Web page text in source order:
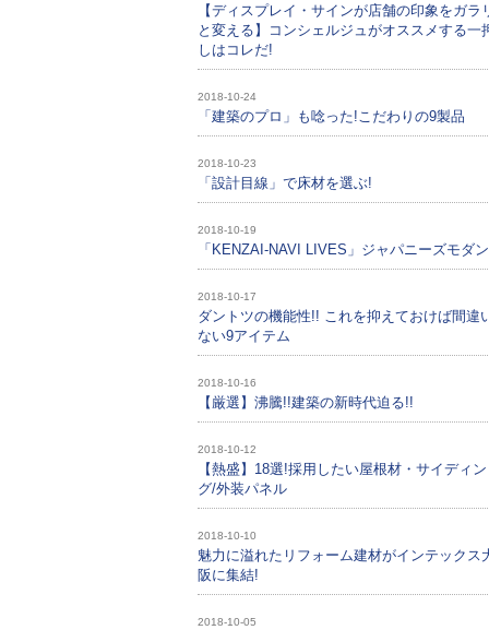
【ディスプレイ・サインが店舗の印象をガラ
と変える】コンシェルジュがオススメする一
しはコレだ!
2018-10-24
「建築のプロ」も唸った!こだわりの9製品
2018-10-23
「設計目線」で床材を選ぶ!
2018-10-19
「KENZAI-NAVI LIVES」ジャパニーズモダン
2018-10-17
ダントツの機能性!! これを抑えておけば間違
ない9アイテム
2018-10-16
【厳選】沸騰!!建築の新時代迫る!!
2018-10-12
【熱盛】18選!採用したい屋根材・サイディン
グ/外装パネル
2018-10-10
魅力に溢れたリフォーム建材がインテックス
阪に集結!
2018-10-05